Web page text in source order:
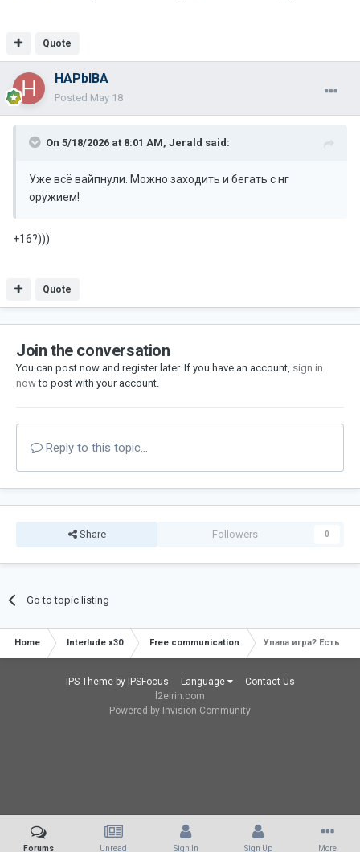
Quote
HAPbIBA
Posted May 18
On 5/18/2026 at 8:01 AM, Jerald said:
Уже всё вайпнули. Можно заходить и бегать с нг
оружием!
+16?)))
Quote
Join the conversation
You can post now and register later. If you have an account, sign in
nowto post with your account.
Reply to this topic...
Share Followers 0
Go to topic listing
Home Interlude x30 Free communication Упала игра? Есть
IPS Themeby IPSFocus Language
Contact Us
l2eirin.com
Powered by Invision Community
Forums Unread Sign In Sign Up More